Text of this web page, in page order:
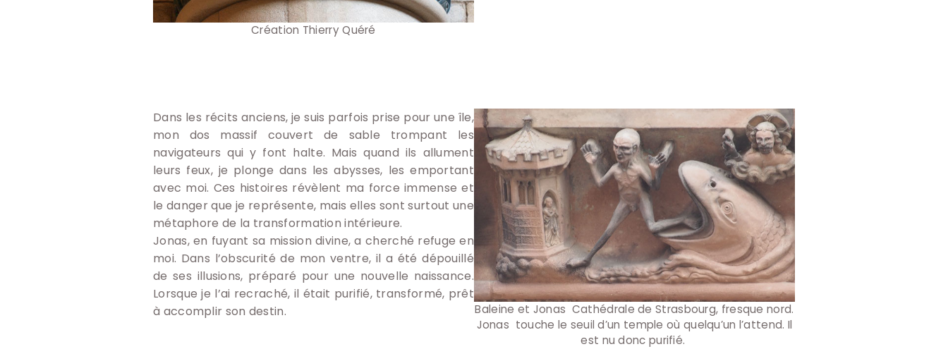
Création Thierry Quéré
Dans les récits anciens, je suis parfois prise pour une île,
mon dos massif couvert de sable trompant les
navigateurs qui y font halte. Mais quand ils allument
leurs feux, je plonge dans les abysses, les emportant
avec moi. Ces histoires révèlent ma force immense et
le danger que je représente, mais elles sont surtout une
métaphore de la transformation intérieure.
Jonas, en fuyant sa mission divine, a cherché refuge en
moi. Dans l’obscurité de mon ventre, il a été dépouillé
de ses illusions, préparé pour une nouvelle naissance.
Lorsque je l’ai recraché, il était purifié, transformé, prêt
à accomplir son destin.
Baleine et Jonas Cathédrale de Strasbourg, fresque nord.
Jonas touche le seuil d’un temple où quelqu’un l’attend. Il
est nu donc purifié.